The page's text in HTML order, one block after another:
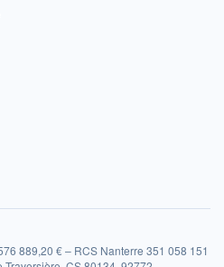
889,20 € – RCS Nanterre 351 058 151